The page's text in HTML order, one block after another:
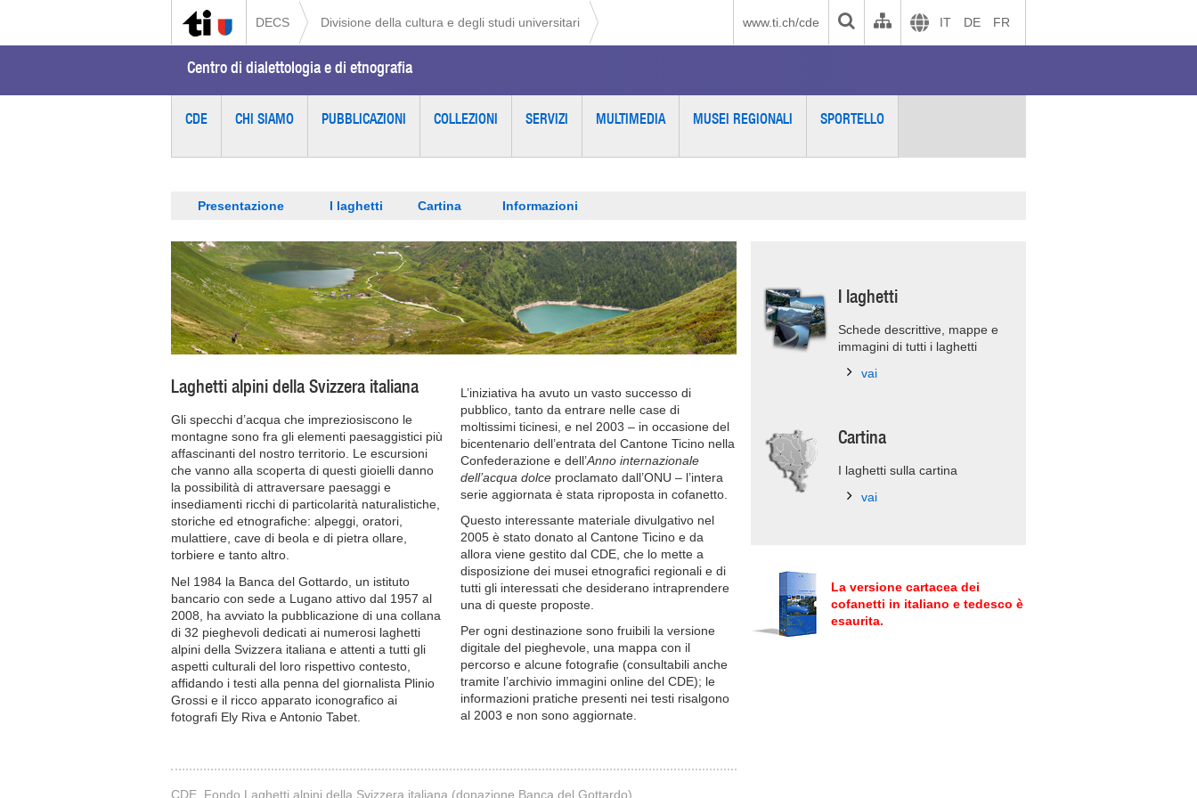
DECS Divisione della cultura e degli studi universitari www.ti.ch/cde IT DE FR
Centro di dialettologia e di etnografia
CDE CHI SIAMO PUBBLICAZIONI COLLEZIONI SERVIZI MULTIMEDIA MUSEI REGIONALI SPORTELLO
Presentazione I laghetti Cartina Informazioni
Laghetti alpini della Svizzera italiana
Gli specchi d’acqua che impreziosiscono le
montagne sono fra gli elementi paesaggistici più
affascinanti del nostro territorio. Le escursioni
che vanno alla scoperta di questi gioielli danno
la possibilità di attraversare paesaggi e
insediamenti ricchi di particolarità naturalistiche,
storiche ed etnografiche: alpeggi, oratori,
mulattiere, cave di beola e di pietra ollare,
torbiere e tanto altro.
Nel 1984 la Banca del Gottardo, un istituto
bancario con sede a Lugano attivo dal 1957 al
2008, ha avviato la pubblicazione di una collana
di 32 pieghevoli dedicati ai numerosi laghetti
alpini della Svizzera italiana e attenti a tutti gli
aspetti culturali del loro rispettivo contesto,
affidando i testi alla penna del giornalista Plinio
Grossi e il ricco apparato iconografico ai
fotografi Ely Riva e Antonio Tabet.
L’iniziativa ha avuto un vasto successo di
pubblico, tanto da entrare nelle case di
moltissimi ticinesi, e nel 2003 – in occasione del
bicentenario dell’entrata del Cantone Ticino nella
Confederazione e dell’Anno internazionale
dell’acqua dolce proclamato dall’ONU – l’intera
serie aggiornata è stata riproposta in cofanetto.
Questo interessante materiale divulgativo nel
2005 è stato donato al Cantone Ticino e da
allora viene gestito dal CDE, che lo mette a
disposizione dei musei etnografici regionali e di
tutti gli interessati che desiderano intraprendere
una di queste proposte.
Per ogni destinazione sono fruibili la versione
digitale del pieghevole, una mappa con il
percorso e alcune fotografie (consultabili anche
tramite l’archivio immagini online del CDE); le
informazioni pratiche presenti nei testi risalgono
al 2003 e non sono aggiornate.
CDE, Fondo Laghetti alpini della Svizzera italiana (donazione Banca del Gottardo)
I laghetti
Schede descrittive, mappe e
immagini di tutti i laghetti
vai
Cartina
I laghetti sulla cartina
vai
La versione cartacea dei
cofanetti in italiano e tedesco è
esaurita.